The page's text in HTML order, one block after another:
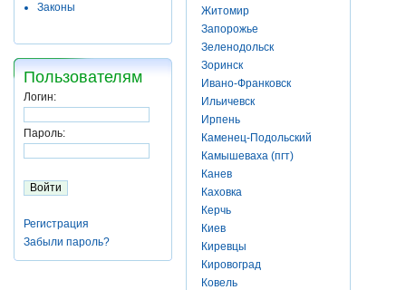
Законы
Пользователям
Логин:
Пароль:
Регистрация
Забыли пароль?
Житомир
Запорожье
Зеленодольск
Зоринск
Ивано-Франковск
Ильичевск
Ирпень
Каменец-Подольский
Камышеваха (пгт)
Канев
Каховка
Керчь
Киев
Киревцы
Кировоград
Ковель